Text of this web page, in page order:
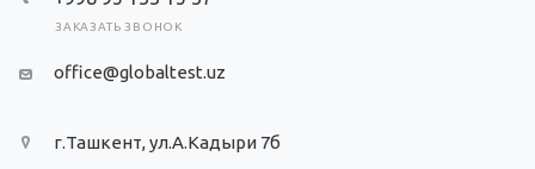
ЗАКАЗАТЬ ЗВОНОК
office@globaltest.uz
г.Ташкент, ул.А.Кадыри 7б